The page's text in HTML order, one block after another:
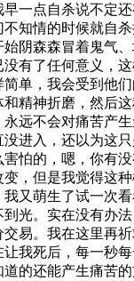
一点自杀说不定
知情的时候就自
阴森森冒着鬼气
有了任何意义，
单，我会受到他
精神折磨，然后
远不会对痛苦产
进入，还以为这
怕的，嗯，你有
，但是我觉得这
又萌生了试一次
光。实在没有办
易。我在这里再
我死后，每一秒
的还能产生痛